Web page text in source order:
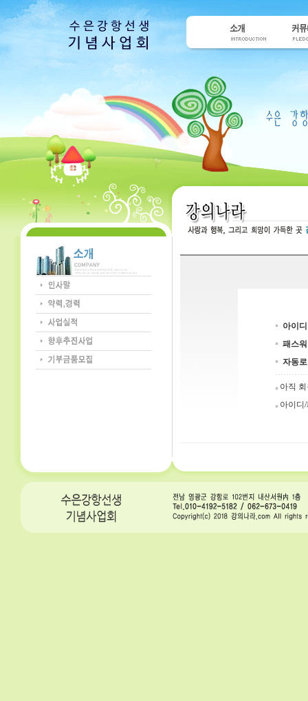
아이디
패스
자동
아직
아이